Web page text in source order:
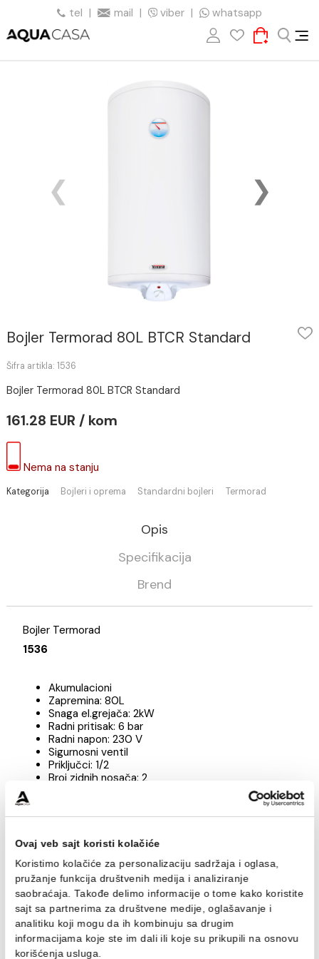
Ovaj veb sajt koristi kolačiće
tel | mail | viber | whatsapp
Bojler Termorad 80L BTCR Standard
161.28 EUR / kom
Opis
Bojler Termorad
1536
Akumulacioni
Zapremina: 80L
Radni napon: 230 V
Sigurnosni ventil
Priključci: 1/2
Broj zidnih nosača: 2
Zagrevanje 15-75°C: 175 minuta
Izolacija -Poliuretan CFC bez freona
Izmjenjivač toplote izrađen od emajliranog čelika
Prohromska prelivna cijev za toplu vodu
Mg anoda – dodatna zaštita kazana od korozije
Dvostruko obezbjeđenje od pregrijavanja vode u